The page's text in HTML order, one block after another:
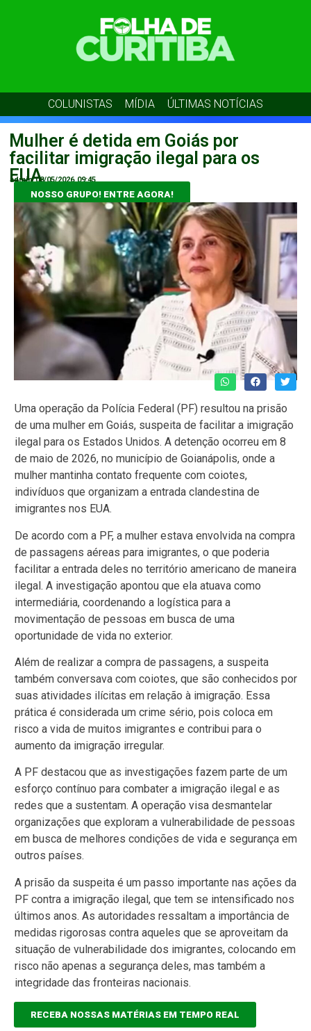
COLUNISTAS MÍDIA ÚLTIMAS NOTÍCIAS
Mulher é detida em Goiás por
facilitar imigração ilegal para os
EUA
admin 08/05/2026 09:45
NOSSO GRUPO! ENTRE AGORA!
Uma operação da Polícia Federal (PF) resultou na prisão
de uma mulher em Goiás, suspeita de facilitar a imigração
ilegal para os Estados Unidos. A detenção ocorreu em 8
de maio de 2026, no município de Goianápolis, onde a
mulher mantinha contato frequente com coiotes,
indivíduos que organizam a entrada clandestina de
imigrantes nos EUA.
De acordo com a PF, a mulher estava envolvida na compra
de passagens aéreas para imigrantes, o que poderia
facilitar a entrada deles no território americano de maneira
ilegal. A investigação apontou que ela atuava como
intermediária, coordenando a logística para a
movimentação de pessoas em busca de uma
oportunidade de vida no exterior.
Além de realizar a compra de passagens, a suspeita
também conversava com coiotes, que são conhecidos por
suas atividades ilícitas em relação à imigração. Essa
prática é considerada um crime sério, pois coloca em
risco a vida de muitos imigrantes e contribui para o
aumento da imigração irregular.
A PF destacou que as investigações fazem parte de um
esforço contínuo para combater a imigração ilegal e as
redes que a sustentam. A operação visa desmantelar
organizações que exploram a vulnerabilidade de pessoas
em busca de melhores condições de vida e segurança em
outros países.
A prisão da suspeita é um passo importante nas ações da
PF contra a imigração ilegal, que tem se intensificado nos
últimos anos. As autoridades ressaltam a importância de
medidas rigorosas contra aqueles que se aproveitam da
situação de vulnerabilidade dos imigrantes, colocando em
risco não apenas a segurança deles, mas também a
integridade das fronteiras nacionais.
RECEBA NOSSAS MATÉRIAS EM TEMPO REAL